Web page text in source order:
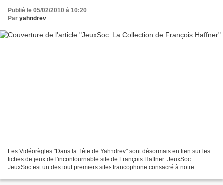
Publié le 05/02/2010 à 10:20
Par yahndrev
Les Vidéorègles "Dans la Tête de Yahndrev" sont désormais en lien sur les
fiches de jeux de l'incontournable site de François Haffner: JeuxSoc.
JeuxSoc est un des tout premiers sites francophone consacré à notre